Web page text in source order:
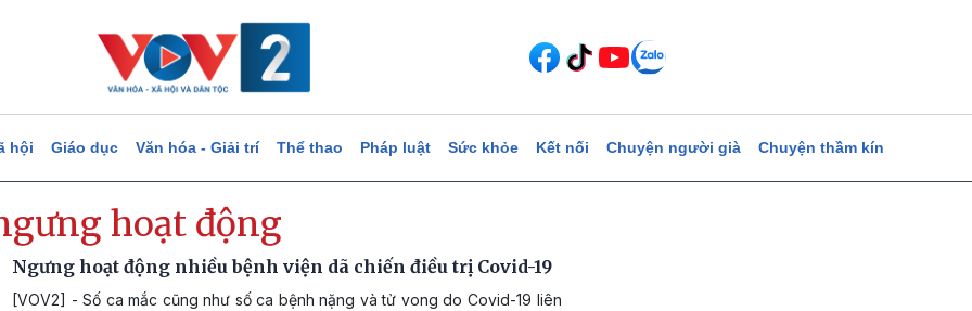
hội Giáo dục Văn hóa - Giải trí Thể thao Pháp luật Sức khỏe Kết nối Chuyện người già Chuyện thầm kín
hoạt động
Ngưng hoạt động nhiều bệnh viện dã chiến điều trị Covid-19
[VOV2] - Số ca mắc cũng như số ca bệnh nặng và tử vong do Covid-19 liên